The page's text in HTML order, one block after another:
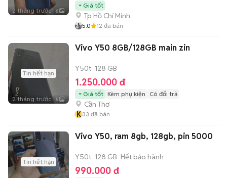
2 tháng trước 6
Giá tốt
Tp Hồ Chí Minh
5.0 12 đã bán
Tin hết hạn
2 tháng trước 5
Vivo Y50 8GB/128GB main zin
Y50t 128 GB
1.250.000 đ
Giá tốt Kèm phụ kiện Có đổi trả
Cần Thơ
K33 đã bán
Tin hết hạn
Vivo Y50, ram 8gb, 128gb, pin 5000
Y50t 128 GB Hết bảo hành
990.000 đ